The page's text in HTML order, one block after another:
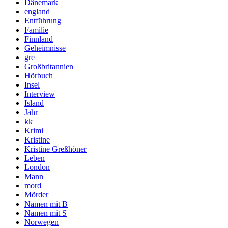
Dänemark
england
Entführung
Familie
Finnland
Geheimnisse
gre
Großbritannien
Hörbuch
Insel
Interview
Island
Jahr
kk
Krimi
Kristine
Kristine Greßhöner
Leben
London
Mann
mord
Mörder
Namen mit B
Namen mit S
Norwegen